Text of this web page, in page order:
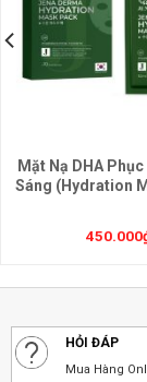
Mặt Nạ DHA
Sáng (Hydration
450.000
HỎI ĐÁP
Mua Hàng